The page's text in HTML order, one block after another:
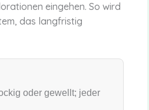
eingehen. So wird
das langfristig
oder gewellt; jeder